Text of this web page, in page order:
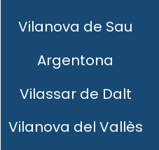
Vilanova de Sau
Argentona
Vilassar de Dalt
Vilanova del Vallès